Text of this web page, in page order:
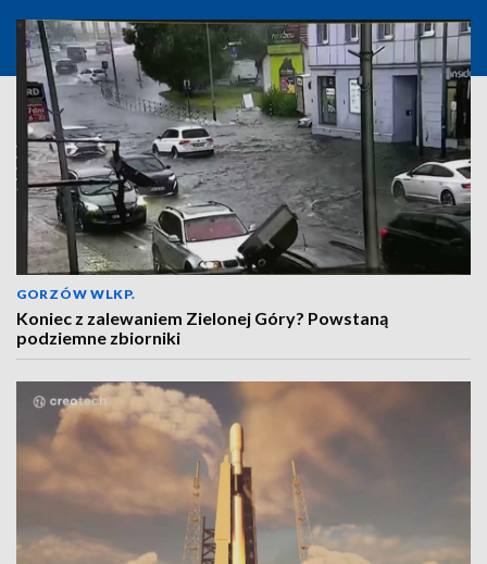
GORZÓW WLKP.
Koniec z zalewaniem Zielonej Góry? Powstaną
podziemne zbiorniki